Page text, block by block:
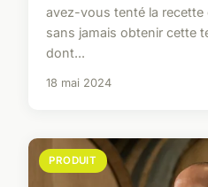
avez-vous tenté la recette
sans jamais obtenir cette
dont...
18 mai 2024
PRODUIT